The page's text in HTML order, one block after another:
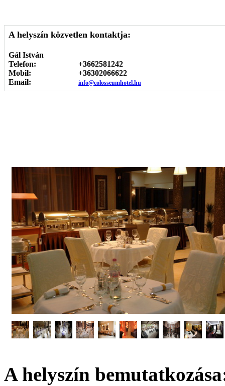
A helyszín közvetlen kontaktja:
Gál István
Telefon:
+3662581242
Mobil:
+36302066622
Email:
info@colosseumhotel.hu
A helyszín